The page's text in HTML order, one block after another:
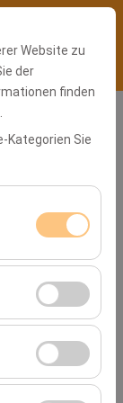
Website zu
der
finden
Kategorien Sie
wie
Daten
zu
Ihre